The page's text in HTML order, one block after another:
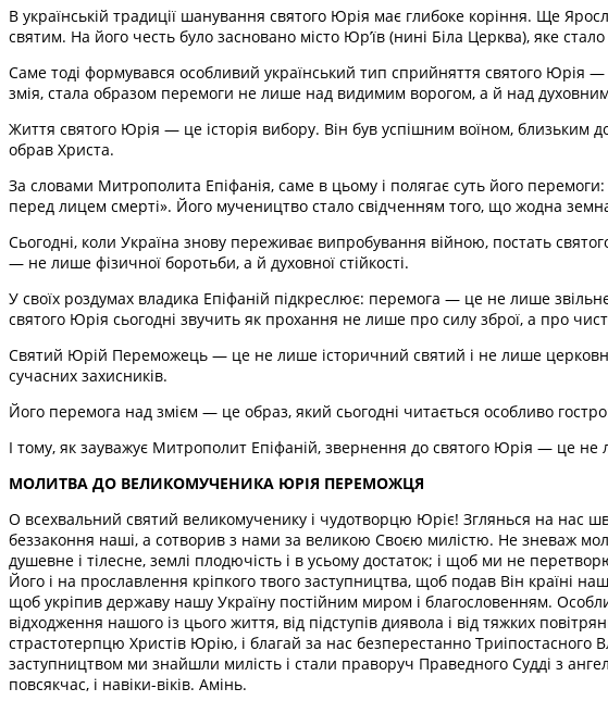
В українській традиції шанування святого Юрія має глибоке коріння. Ще
святим. На його честь було засновано місто Юр’їв (нині Біла Церква), яке
Саме тоді формувався особливий український тип сприйняття святого Юрія
змія, стала образом перемоги не лише над видимим ворогом, а й над
Життя святого Юрія — це історія вибору. Він був успішним воїном, близьким
обрав Христа.
За словами Митрополита Епіфанія, саме в цьому і полягає суть його
перед лицем смерті». Його мучеництво стало свідченням того, що жодна
Сьогодні, коли Україна знову переживає випробування війною, постать
— не лише фізичної боротьби, а й духовної стійкості.
У своїх роздумах владика Епіфаній підкреслює: перемога — це не лише
святого Юрія сьогодні звучить як прохання не лише про силу зброї, а про
Святий Юрій Переможець — це не лише історичний святий і не лише
сучасних захисників.
Його перемога над змієм — це образ, який сьогодні читається особливо
І тому, як зауважує Митрополит Епіфаній, звернення до святого Юрія — це
МОЛИТВА ДО ВЕЛИКОМУЧЕНИКА ЮРІЯ ПЕРЕМОЖЦЯ
О всехвальний святий великомученику і чудотворцю Юріє! Зглянься на нас
беззаконня наші, а сотворив з нами за великою Своєю милістю. Не зневаж
душевне і тілесне, землі плодючість і в усьому достаток; і щоб ми не
Його і на прославлення кріпкого твого заступництва, щоб подав Він країні
щоб укріпив державу нашу Україну постійним миром і благословенням.
відходження нашого із цього життя, від підступів диявола і від тяжких
страстотерпцю Христів Юрію, і благай за нас безперестанно
заступництвом ми знайшли милість і стали праворуч Праведного Судді з
повсякчас, і навіки-віків. Амінь.